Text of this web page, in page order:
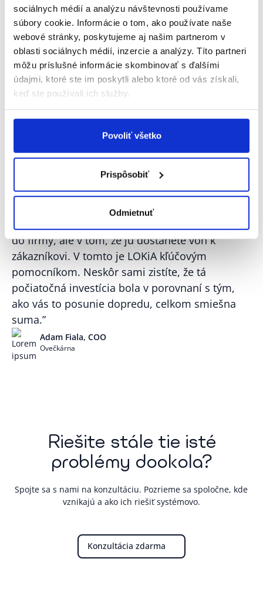
sociálnych médií a analýzu návštevnosti používame
súbory cookie. Informácie o tom, ako používate naše
webové stránky, poskytujeme aj našim partnerom v
oblasti sociálnych médií, inzercie a analýzy. Títo partneri
môžu príslušné informácie skombinovať s ďalšími
údajmi, ktoré ste im poskytli alebo ktoré od vás získali,
keď ste používali ich služby.
Povoliť všetko
Prispôsobiť
Odmietnuť
zrýchliť príjem, naskladnenie, vychystanie, balenie a
expedíciu
prepojiť dáta medzi dodávateľmi, ERP, WMS, e-shopom,
dopravcami a financiami
lepšie riadiť odovzdávanie dát dopravcom
zvládnuť rastúci objem objednávok, dodávok, faktúr a
vratiek
vyhodnocovať a efektívne riadiť spoľahlivosť celého
dodávateľského reťazca
riadiť cash flow presnejšie vďaka plynulejšiemu procesu
„ Rast nespočíva v tom, že objednávku dostanete
do firmy, ale v tom, že ju dostanete von k
zákazníkovi. V tomto je LOKiA kľúčovým
pomocníkom. Neskôr sami zistíte, že tá
počiatočná investícia bola v porovnaní s tým,
ako vás to posunie dopredu, celkom smiešna
suma.”
Adam Fiala, COO
Ovečkárna
Riešite stále tie isté
problémy dookola?
Spojte sa s nami na konzultáciu. Pozrieme sa spoločne, kde
vznikajú a ako ich riešiť systémovo.
Konzultácia zdarma